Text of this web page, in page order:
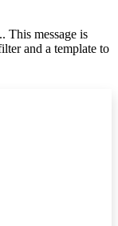
This message is
and a template to